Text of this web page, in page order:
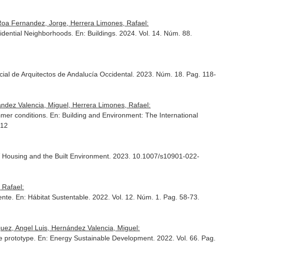
Fernandez, Jorge, Herrera Limones, Rafael:
Neighborhoods. En: Buildings . 2024. Vol. 14. Núm. 88.
de Arquitectos de Andalucía Occidental . 2023. Núm. 18. Pag. 118-
Valencia, Miguel, Herrera Limones, Rafael:
conditions. En: Building and Environment: The International
Housing and the Built Environment . 2023. 10.1007/s10901-022-
En: Hábitat Sustentable . 2022. Vol. 12. Núm. 1. Pag. 58-73.
Angel Luis, Hernández Valencia, Miguel:
prototype. En: Energy Sustainable Development . 2022. Vol. 66. Pag.